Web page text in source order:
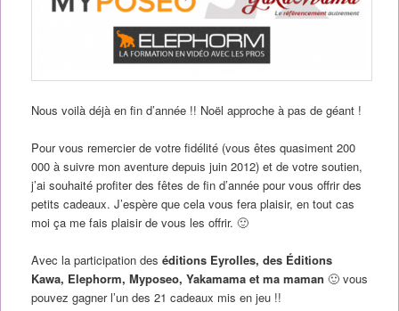
Nous voilà déjà en fin d’année !! Noël approche à pas de géant !
Pour vous remercier de votre fidélité (vous êtes quasiment 200
000 à suivre mon aventure depuis juin 2012) et de votre soutien,
j’ai souhaité profiter des fêtes de fin d’année pour vous offrir des
petits cadeaux. J’espère que cela vous fera plaisir, en tout cas
moi ça me fais plaisir de vous les offrir. 🙂
Avec la participation des éditions Eyrolles, des Éditions
Kawa, Elephorm, Myposeo, Yakamama et ma maman 🙂 vous
pouvez gagner l’un des 21 cadeaux mis en jeu !!